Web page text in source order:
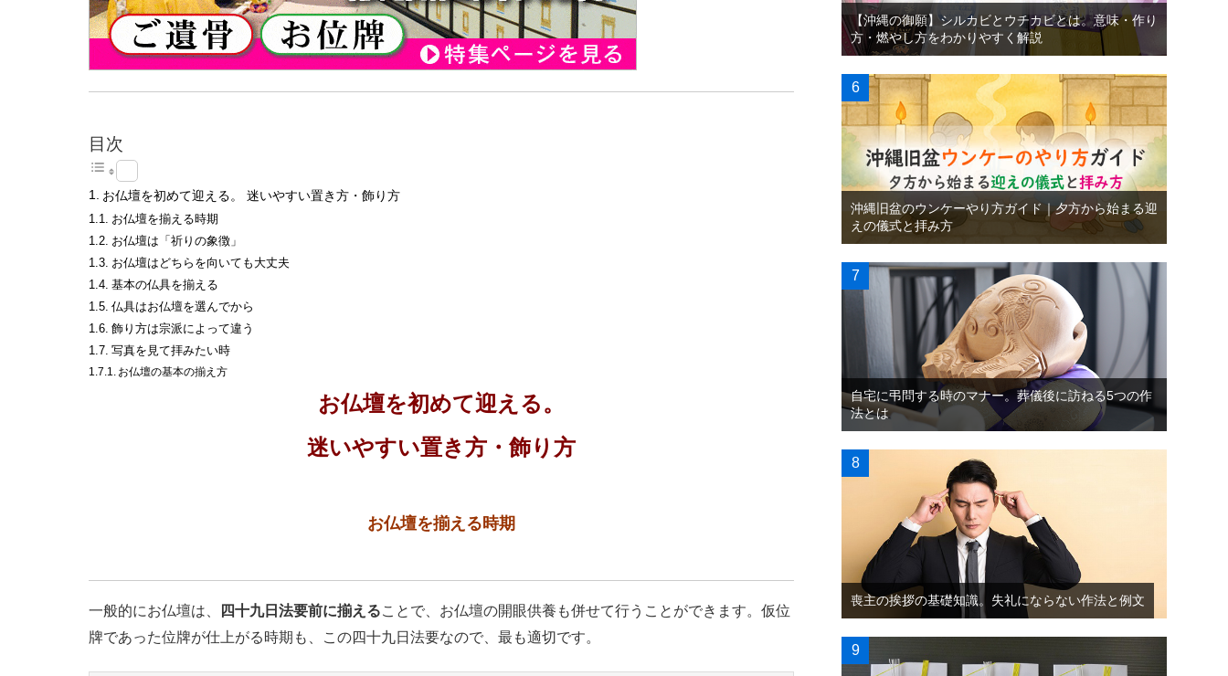
目次
お仏壇を初めて迎える。 迷いやすい置き方・飾り方
お仏壇を揃える時期
お仏壇は「祈りの象徴」
お仏壇はどちらを向いても大丈夫
基本の仏具を揃える
仏具はお仏壇を選んでから
飾り方は宗派によって違う
写真を見て拝みたい時
お仏壇の基本の揃え方
お仏壇を初めて迎える。
迷いやすい置き方・飾り方
お仏壇を揃える時期
一般的にお仏壇は、 四十九日法要前に揃えることで、お仏壇の開眼供養も併せて行うことができます。仮位
牌であった位牌が仕上がる時期も、この四十九日法要なので、最も適切です。
【沖縄の御願】シルカビとウチカビとは。意味・作り
方・燃やし方をわかりやすく解説
沖縄旧盆のウンケーやり方ガイド｜夕方から始まる迎
えの儀式と拝み方
自宅に弔問する時のマナー。葬儀後に訪ねる5つの作
法とは
喪主の挨拶の基礎知識。失礼にならない作法と例文